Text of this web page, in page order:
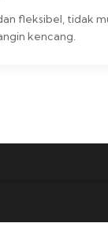
fleksibel, tidak
kencang.